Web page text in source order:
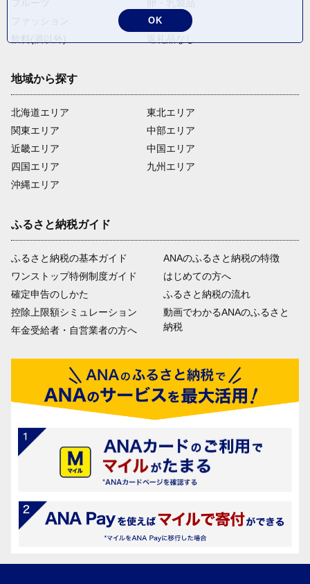
米・穀物
地域から探す
北海道エリア
関東エリア
近畿エリア
四国エリア
沖縄エリア
東北エリア
中部エリア
中国エリア
九州エリア
ふるさと納税ガイド
ふるさと納税の基本ガイド
ワンストップ特例制度ガイド
確定申告のしかた
控除上限額シミュレーション
年金受給者・自営業者の方へ
ANAのふるさと納税の特徴
はじめての方へ
ふるさと納税の流れ
動画でわかるANAのふるさと
納税
OK